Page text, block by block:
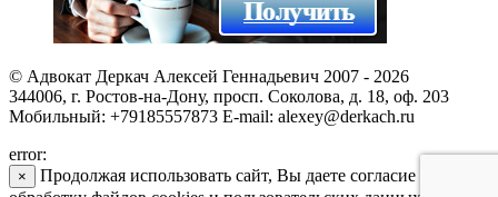
© Адвокат Деркач Алексей Геннадьевич 2007 - 2026
344006, г. Ростов-на-Дону, просп. Соколова, д. 18, оф. 203
Мобильный: +79185557873 E-mail: alexey@derkach.ru
error:
×
Продолжая использовать сайт, Вы даете согласие на